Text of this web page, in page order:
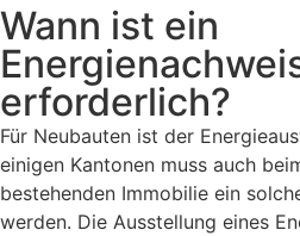
Wann ist ein
erforderlich?
Für Neubauten ist der
einigen Kantonen muss auch
bestehenden Immobilie ein
werden. Die Ausstellung eines